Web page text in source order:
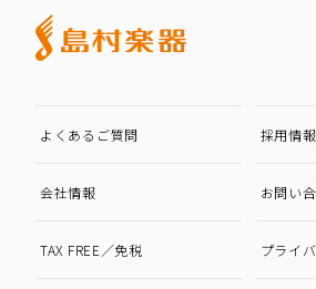
よくあるご質問 採用情報
会社情報 お問い
TAX FREE／免税 プライ